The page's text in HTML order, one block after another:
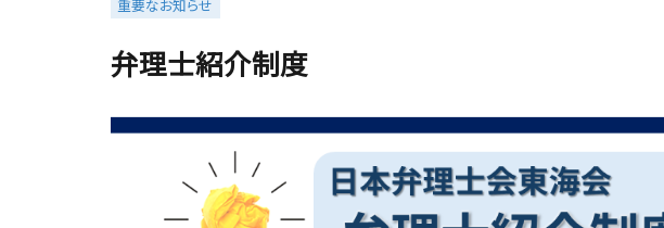
弁理士紹介制度
重要なお知らせ